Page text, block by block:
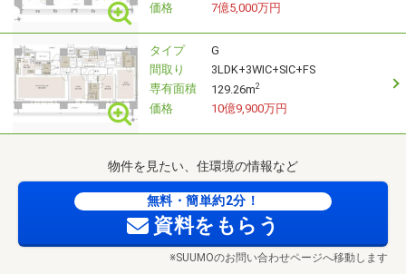
価格 7億5,000万円
タイプ
G
間取り
3LDK+3WIC+SIC+FS
専有面積
129.26m2
価格 10億9,900万円
物件を見たい、住環境の情報など
無料・簡単約2分！
資料をもらう
※SUUMOのお問い合わせページへ移動します